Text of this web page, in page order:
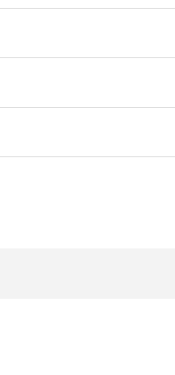
acomode os mesmos